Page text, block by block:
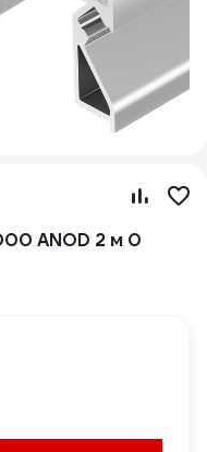
ANOD 2 м 0